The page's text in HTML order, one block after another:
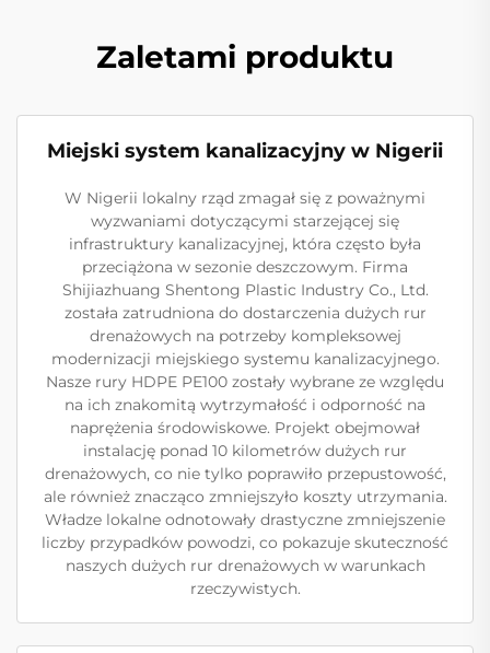
Zaletami produktu
Miejski system kanalizacyjny w Nigerii
W Nigerii lokalny rząd zmagał się z poważnymi
wyzwaniami dotyczącymi starzejącej się
infrastruktury kanalizacyjnej, która często była
przeciążona w sezonie deszczowym. Firma
Shijiazhuang Shentong Plastic Industry Co., Ltd.
została zatrudniona do dostarczenia dużych rur
drenażowych na potrzeby kompleksowej
modernizacji miejskiego systemu kanalizacyjnego.
Nasze rury HDPE PE100 zostały wybrane ze względu
na ich znakomitą wytrzymałość i odporność na
naprężenia środowiskowe. Projekt obejmował
instalację ponad 10 kilometrów dużych rur
drenażowych, co nie tylko poprawiło przepustowość,
ale również znacząco zmniejszyło koszty utrzymania.
Władze lokalne odnotowały drastyczne zmniejszenie
liczby przypadków powodzi, co pokazuje skuteczność
naszych dużych rur drenażowych w warunkach
rzeczywistych.